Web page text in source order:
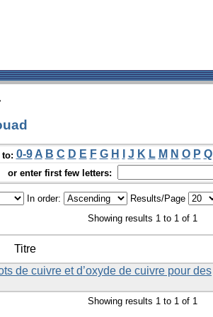
0-9 A B C D E F G H J K L M N O P Q
or enter first few letters:
In order: Results/Page
Showing results 1 to 1 of 1
Titre
de cuivre et d’oxyde de cuivre pour des
Showing results 1 to 1 of 1